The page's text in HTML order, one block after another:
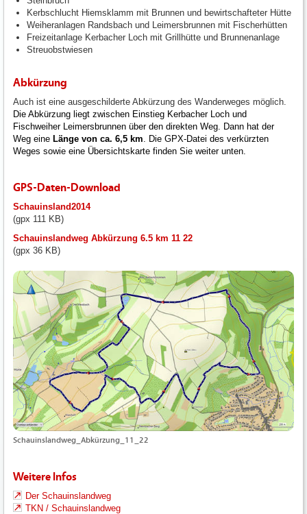
Kerbschlucht Hiemsklamm mit Brunnen und bewirtschafteter Hütte
Weiheranlagen Randsbach und Leimersbrunnen mit Fischerhütten
Freizeitanlage Kerbacher Loch mit Grillhütte und Brunnenanlage
Streuobstwiesen
Abkürzung
Auch ist eine ausgeschilderte Abkürzung des Wanderweges möglich.
Die Abkürzung liegt zwischen Einstieg Kerbacher Loch und
Fischweiher Leimersbrunnen über den direkten Weg. Dann hat der
Weg eine Länge von ca. 6,5 km . Die GPX-Datei des verkürzten
Weges sowie eine Übersichtskarte finden Sie weiter unten.
GPS-Daten-Download
Schauinsland2014
(gpx 111 KB)
Schauinslandweg Abkürzung 6.5 km 11 22
(gpx 36 KB)
Schauinslandweg_Abkürzung_11_22
Weitere Infos
Der Schauinslandweg
TKN / Schauinslandweg